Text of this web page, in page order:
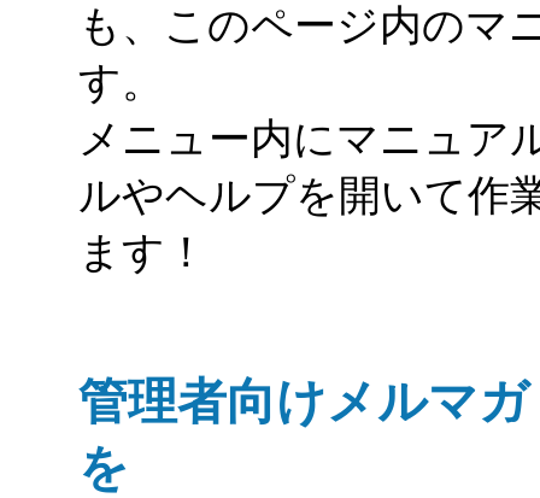
も、このページ内のマ
す。
メニュー内にマニュア
ルやヘルプを開いて作
ます！
管理者向けメルマ
を